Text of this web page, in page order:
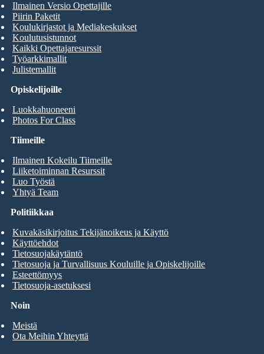
Opiskelijoille
Luokkahuoneeni
Photos For Class
Ilmainen Versio Opettajille
Piirin Paketit
Koulukirjastot ja Mediakeskukset
Koulutusistunnot
Kaikki Opettajaresurssit
Työarkkimallit
Julistemallit
Tiimeille
Ilmainen Kokeilu Tiimeille
Liiketoiminnan Resurssit
Luo Työstä
Yhtyä Team
Noin
Meistä
Ota Meihin Yhteyttä
Politiikkaa
Kuvakäsikirjoitus Tekijänoikeus ja Käyttö
Käyttöehdot
Tietosuojakäytäntö
Tietosuoja ja Turvallisuus Kouluille ja Opiskelijoille
Esteettömyys
Tietosuoja-asetuksesi